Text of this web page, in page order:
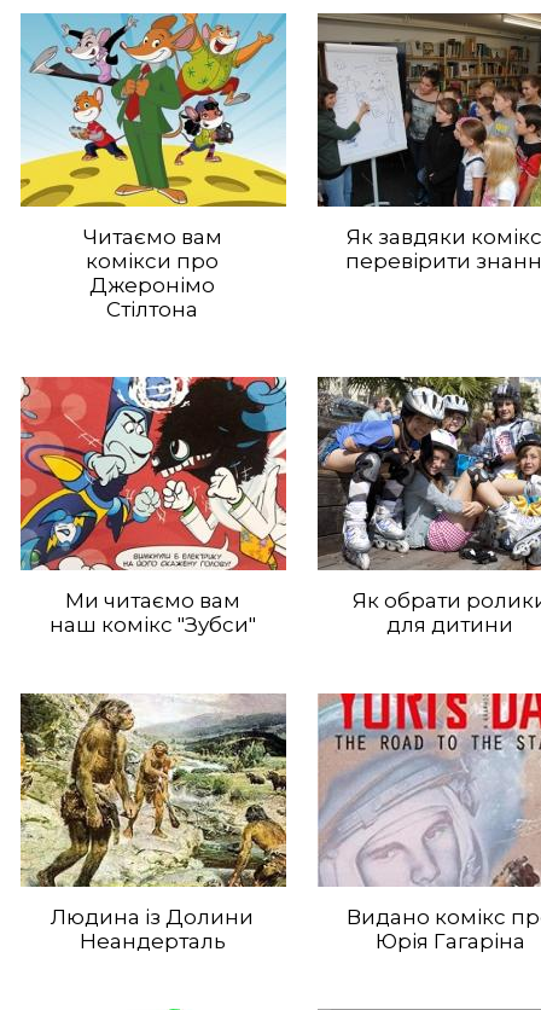
Читаємо вам
комікси про
Джеронімо
Стілтона
Як завдяки
перевірити
Ми читаємо вам
наш комікс "Зубси"
Як обрати
для дитини
Людина із Долини
Неандерталь
Видано комікс
Юрія Гагаріна